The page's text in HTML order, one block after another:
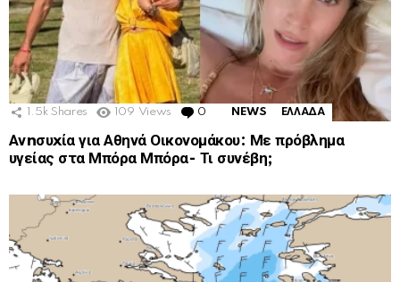
1.5k Shares 109 Views 0 Comments
NEWS ΕΛΛΑΔΑ
Ανnσυxία για Αθηνά Οικονομάκου: Με πρόβλημα
υγείας στα Μπόρα Μπόρα- Τι συνέβη;